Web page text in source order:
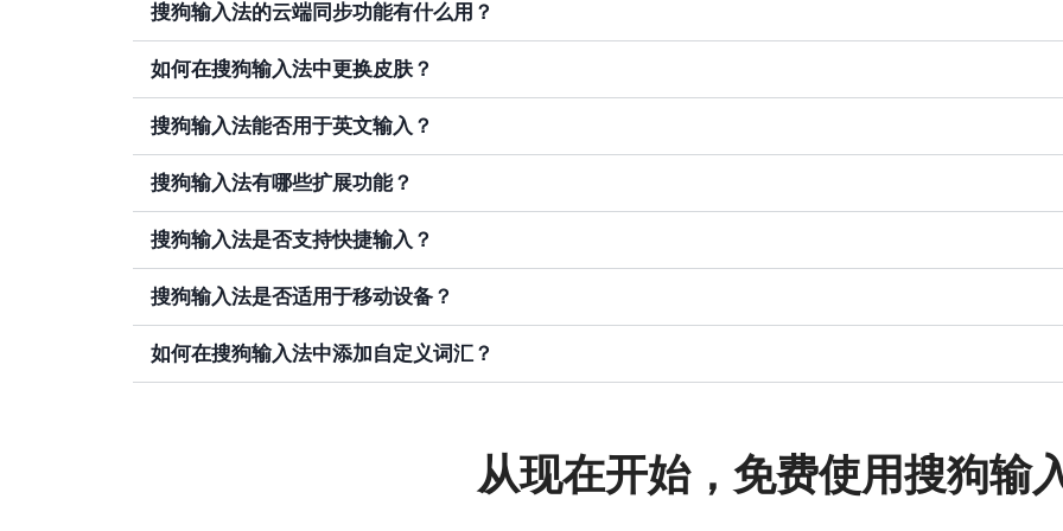
搜狗输入法的云端同步功能有什么用？
如何在搜狗输入法中更换皮肤？
搜狗输入法能否用于英文输入？
搜狗输入法有哪些扩展功能？
搜狗输入法是否支持快捷输入？
搜狗输入法是否适用于移动设备？
如何在搜狗输入法中添加自定义词汇？
从现在开始，免费使用搜狗输